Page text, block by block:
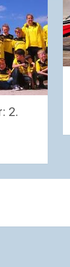
2.